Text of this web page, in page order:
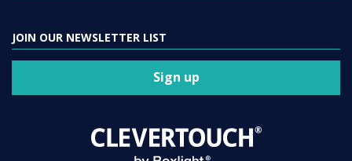
JOIN OUR NEWSLETTER LIST
Sign up